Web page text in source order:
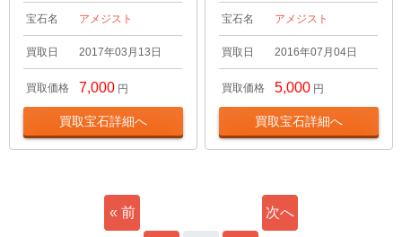
宝石名 アメジスト
買取日 2017年03月13日
買取価格 7,000 円
買取宝石詳細へ
宝石名 アメジスト
買取日 2016年07月04日
買取価格 5,000 円
買取宝石詳細へ
« 前 次へ